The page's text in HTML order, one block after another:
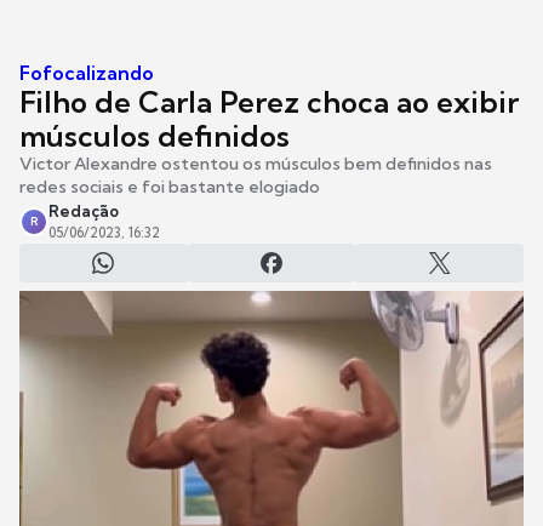
Fofocalizando
Filho de Carla Perez choca ao exibir
músculos definidos
Victor Alexandre ostentou os músculos bem definidos nas
redes sociais e foi bastante elogiado
R
Redação
05/06/2023, 16:32